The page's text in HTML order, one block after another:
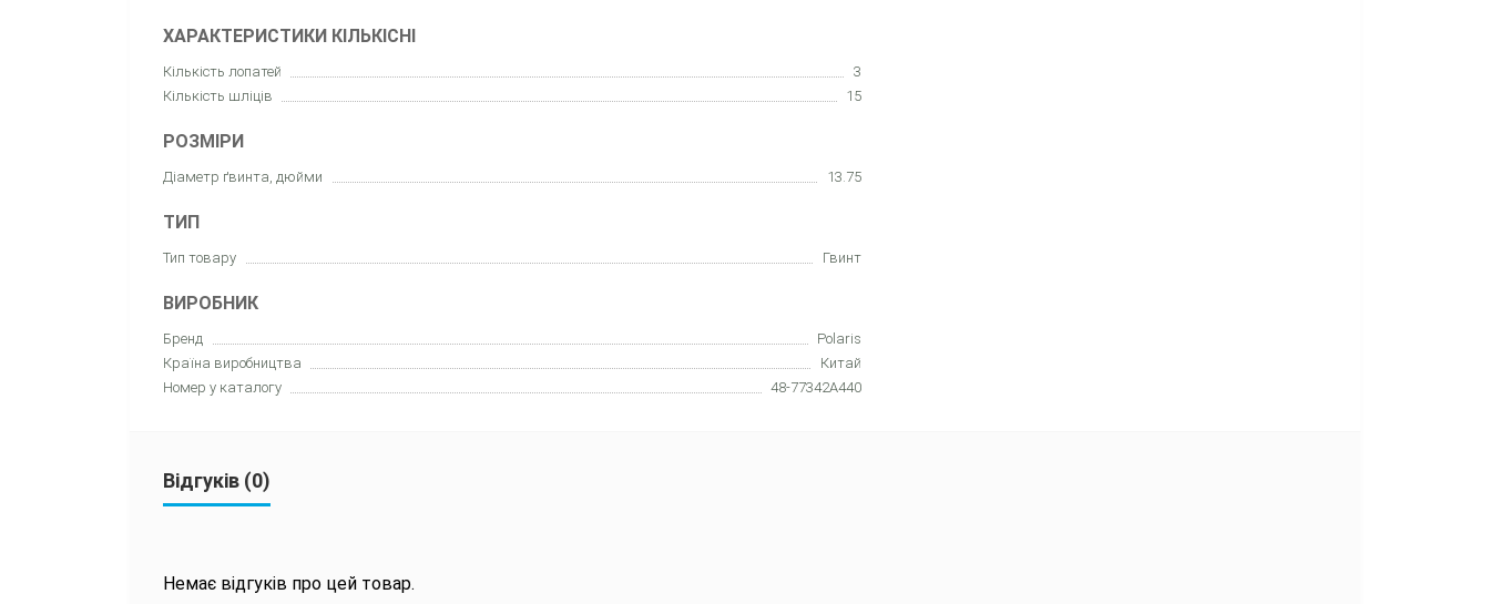
ХАРАКТЕРИСТИКИ КІЛЬКІСНІ
Кількість лопатей
3
Кількість шліців
15
РОЗМІРИ
Діаметр ґвинта, дюйми 13.75
ТИП
Тип товару Гвинт
ВИРОБНИК
Бренд
Polaris
Країна виробництва
Китай
Номер у каталогу
48-77342A440
Відгуків (0)
Немає відгуків про цей товар.